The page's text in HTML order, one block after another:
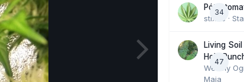
34
stix33 ·
47
Living
Holy
Wesoły
Maja